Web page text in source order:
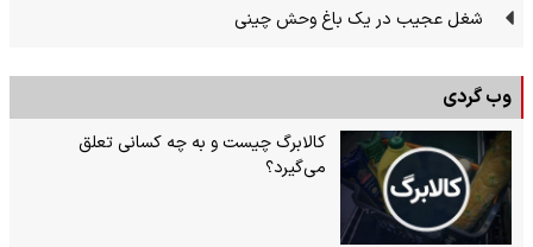
شغل عجیب در یک باغ وحش چینی
وب گردی
کالابرگ چیست و به چه کسانی تعلق
می‌گیرد؟